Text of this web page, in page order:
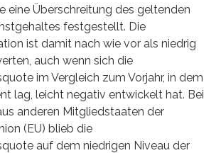
eine Überschreitung des geltenden
festgestellt. Die
ist damit nach wie vor als niedrig
auch wenn sich die
im Vergleich zum Vorjahr, in dem
lag, leicht negativ entwickelt hat. Bei
anderen Mitgliedstaaten der
(EU) blieb die
auf dem niedrigen Niveau der